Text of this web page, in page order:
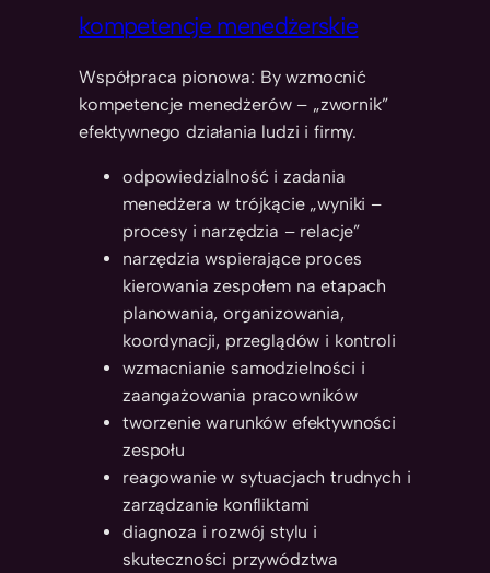
kompetencje menedżerskie
Współpraca pionowa: By wzmocnić
kompetencje menedżerów – „zwornik”
efektywnego działania ludzi i firmy.
odpowiedzialność i zadania
menedżera w trójkącie „wyniki –
procesy i narzędzia – relacje”
narzędzia wspierające proces
kierowania zespołem na etapach
planowania, organizowania,
koordynacji, przeglądów i kontroli
wzmacnianie samodzielności i
zaangażowania pracowników
tworzenie warunków efektywności
zespołu
reagowanie w sytuacjach trudnych i
zarządzanie konfliktami
diagnoza i rozwój stylu i
skuteczności przywództwa